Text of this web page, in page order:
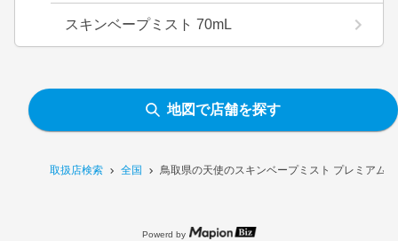
取扱店検索 全国 鳥取県の天使のスキンベープミスト プレミアム
スキンベープミスト 70mL
地図で店舗を探す
Powerd by